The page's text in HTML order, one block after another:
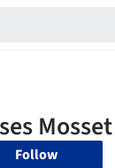
Follow